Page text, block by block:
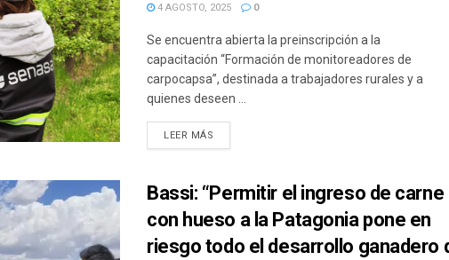
4 AGOSTO, 2025 0
Se encuentra abierta la preinscripción a la
capacitación “Formación de monitoreadores de
carpocapsa”, destinada a trabajadores rurales y a
quienes deseen ...
LEER MÁS
Bassi: “Permitir el ingreso de carne
con hueso a la Patagonia pone en
riesgo todo el desarrollo ganadero